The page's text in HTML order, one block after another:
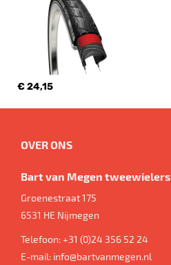
€ 24,15
OVER ONS
Bart van Megen tweewielers
Groenestraat 175
6531 HE Nijmegen
Telefoon:+31 (0)24 356 52 24
E-mail: info@bartvanmegen.nl